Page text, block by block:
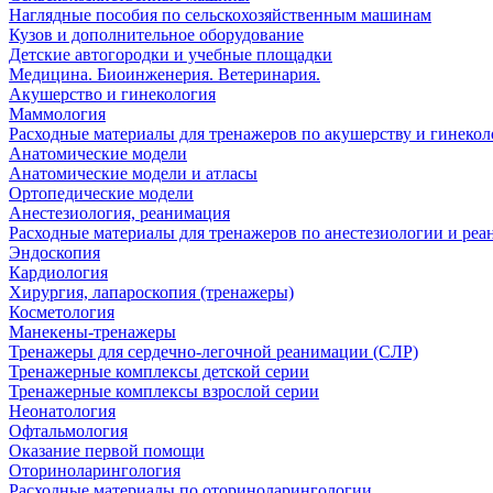
Наглядные пособия по сельскохозяйственным машинам
Кузов и дополнительное оборудование
Детские автогородки и учебные площадки
Медицина. Биоинженерия. Ветеринария.
Акушерство и гинекология
Маммология
Расходные материалы для тренажеров по акушерству и
Анатомические модели
Анатомические модели и атласы
Ортопедические модели
Анестезиология, реанимация
Расходные материалы для тренажеров по анестезиологии и
Эндоскопия
Кардиология
Хирургия, лапароскопия (тренажеры)
Косметология
Манекены-тренажеры
Тренажеры для сердечно-легочной реанимации (СЛР)
Тренажерные комплексы детской серии
Тренажерные комплексы взрослой серии
Неонатология
Офтальмология
Оказание первой помощи
Оториноларингология